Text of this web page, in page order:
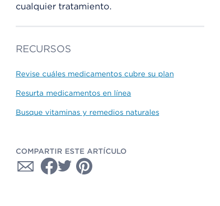
cualquier tratamiento.
RECURSOS
Revise cuáles medicamentos cubre su plan
Resurta medicamentos en línea
Busque vitaminas y remedios naturales
COMPARTIR ESTE ARTÍCULO